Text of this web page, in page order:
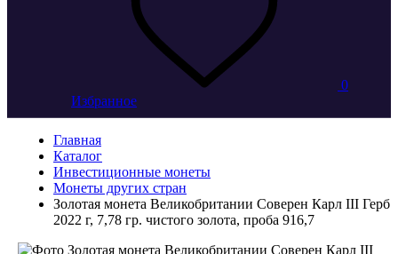
0
Избранное
Главная
Каталог
Инвестиционные монеты
Монеты других стран
Золотая монета Великобритании Соверен Карл III Герб
2022 г, 7,78 гр. чистого золота, проба 916,7